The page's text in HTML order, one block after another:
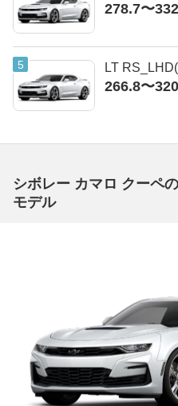
278.7〜
LT
266.8〜
シボレー カマロ クーペ
モデル